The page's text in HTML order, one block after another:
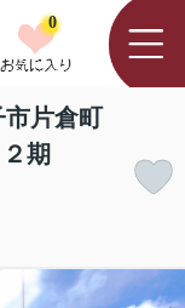
0
市片倉町
期